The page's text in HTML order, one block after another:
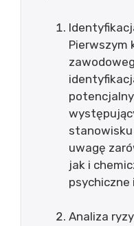
Pierwszym
stanowisku
uwagę
jak i
psychiczne
Analiza